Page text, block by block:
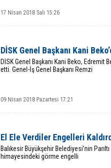
17 Nisan 2018 Salı 15:26
DİSK Genel Başkanı Kani
DİSK Genel Başkanı Kani Beko, Edremit
etti. Genel-İş Genel Başkanı Remzi
09 Nisan 2018 Pazartesi 17:21
El Ele Verdiler Engelleri
Balıkesir Büyükşehir Belediyesi’nin
himayesindeki görme engelli